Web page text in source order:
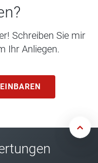
Schreiben Sie mir
Ihr Anliegen.